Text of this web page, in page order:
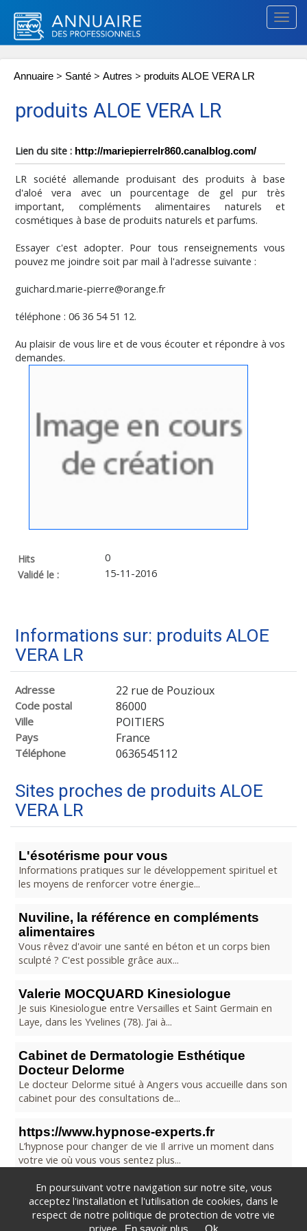
Annuaire > Santé > Autres > produits ALOE VERA LR
produits ALOE VERA LR
Lien du site : http://mariepierrelr860.canalblog.com/
LR société allemande produisant des produits à base
d'aloé vera avec un pourcentage de gel pur très
important, compléments alimentaires naturels et
cosmétiques à base de produits naturels et parfums.
Essayer c'est adopter. Pour tous renseignements vous
pouvez me joindre soit par mail à l'adresse suivante :
guichard.marie-pierre@orange.fr
téléphone : 06 36 54 51 12.
Au plaisir de vous lire et de vous écouter et répondre à vos
demandes.
Hits
0
Validé le :
15-11-2016
Informations sur: produits ALOE
VERA LR
Adresse 22 rue de Pouzioux
Code postal 86000
Ville POITIERS
Pays France
Téléphone 0636545112
Sites proches de produits ALOE
VERA LR
L'ésotérisme pour vous
Informations pratiques sur le développement spirituel et
les moyens de renforcer votre énergie...
Nuviline, la référence en compléments
alimentaires
Vous rêvez d'avoir une santé en béton et un corps bien
sculpté ? C'est possible grâce aux...
Valerie MOCQUARD Kinesiologue
Je suis Kinesiologue entre Versailles et Saint Germain en
Laye, dans les Yvelines (78). J’ai à...
Cabinet de Dermatologie Esthétique
Docteur Delorme
Le docteur Delorme situé à Angers vous accueille dans son
cabinet pour des consultations de...
https://www.hypnose-experts.fr
L’hypnose pour changer de vie Il arrive un moment dans
votre vie où vous vous sentez plus...
© 2007 - 2020 -Contact -Mentions legales
En poursuivant votre navigation sur notre site, vous
acceptez l'installation et l'utilisation de cookies, dans le
respect de notre politique de protection de votre vie